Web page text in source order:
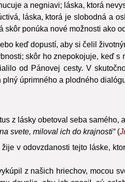
a negniavi; láska, ktorá
láska, ktorá je slobodná a
skôr ponúka nové možnosti ako
keď dopustí, aby si čelil
skôr ho znepokojuje, keď
od Pánovej cesty. V
úprimného a plodného
z lásky obetoval seba
svete, miloval ich do krajnosti“
(
v odovzdanosti tejto láske,
z našich hriechov, mocou